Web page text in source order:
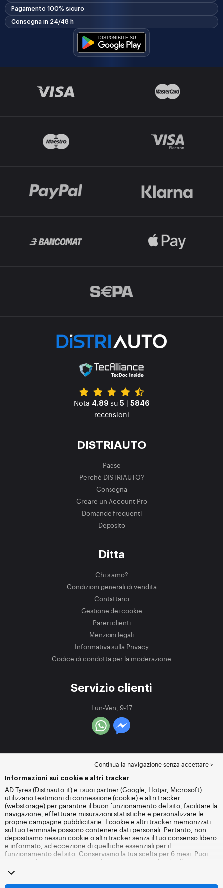
Pagamento 100% sicuro
Consegna in 24/48 h
Nota 4.89 su 5 | 5846
recensioni
DISTRIAUTO
Paese
Perché DISTRIAUTO?
Consegna
Creare un Account Pro
Domande frequenti
Deposito
Ditta
Chi siamo?
Condizioni generali di vendita
Contattarci
Gestione dei cookie
Pareri clienti
Menzioni legali
Informativa sulla Privacy
Codice di condotta per la moderazione
Servizio clienti
Lun-Ven, 9-17
Continua la navigazione senza accettare >
Informazioni sui cookie e altri tracker
AD Tyres (Distriauto.it) e i suoi partner (Google, Hotjar, Microsoft)
utilizzano testimoni di connessione (cookie) e altri tracker
(webstorage) per garantire il buon funzionamento del sito, facilitare la
navigazione, effettuare misurazioni statistiche e personalizzare le
proprie campagne pubblicitarie. I cookie e altri tracker memorizzati
sul tuo terminale possono contenere dati personali. Pertanto, non
depositiamo nessun cookie o altri tracker senza il tuo consenso libero
e informato, ad eccezione di quelli che essenziali per il
funzionamento del sito. Conserviamo la tua scelta per 6 mesi. Puoi
revocare il tuo consenso in qualsiasi momento andando alla
dei cookie e altri tracker
senza accettare il deposito di cookie o altri tracker. Il rifiuto non
impedisce l'accesso ai servizi Distriauto.it. Per maggiori informazioni,